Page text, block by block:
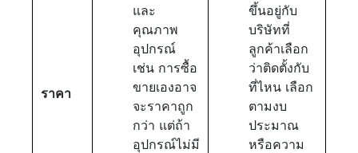
ราคา
และ
คุณภาพ
อุปกรณ์
เช่น การซื้อ
ขายเองอาจ
จะราคาถูก
กว่า แต่ถ้า
อุปกรณ์ไม่มี
ขึ้นอยู่กับ
บริษัทที่
ลูกค้าเลือก
ว่าติดตั้งกับ
ที่ไหน เลือก
ตามงบ
ประมาณ
หรือความ